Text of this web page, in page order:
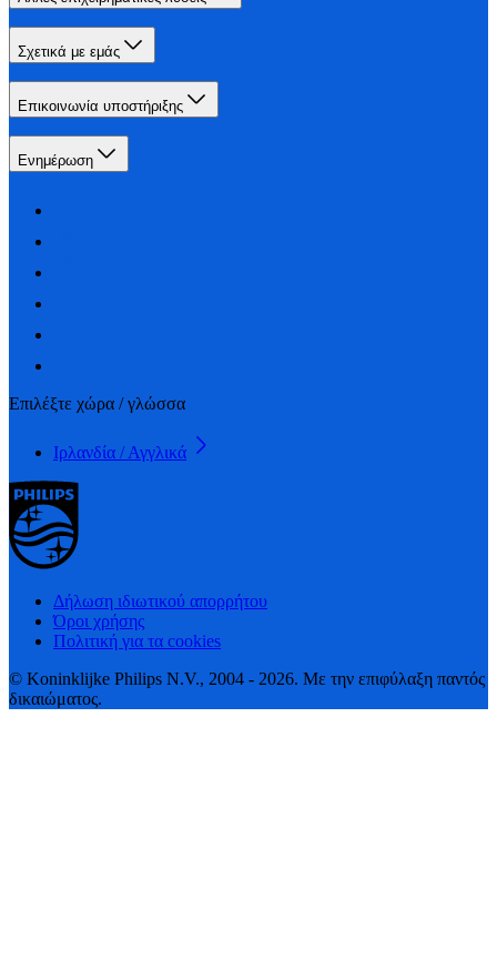
Σχετικά με εμάς
Επικοινωνία υποστήριξης
Ενημέρωση
Επιλέξτε χώρα / γλώσσα
Ιρλανδία / Αγγλικά
Δήλωση ιδιωτικού απορρήτου
Όροι χρήσης
Πολιτική για τα cookies
© Koninklijke Philips N.V., 2004 - 2026. Με την επιφύλαξη παντός
δικαιώματος.